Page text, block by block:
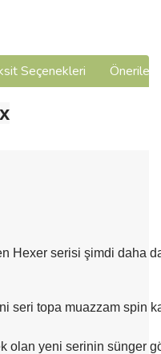
Seçenekleri
Hexer serisi şimdi daha
seri topa muazzam spin
olan yeni serinin sünger